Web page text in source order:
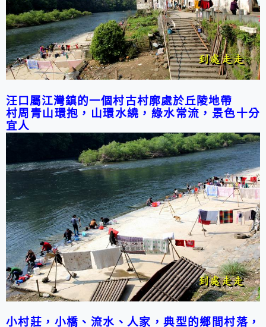
汪口屬江灣鎮的一個村古村廓處於丘陵地帶
村周青山環抱，山環水繞，綠水常流，景色十分
宜人
小村莊，小橋、流水、人家，典型的鄉間村落，